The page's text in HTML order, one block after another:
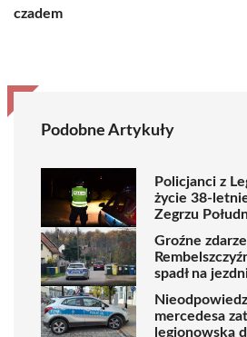
czadem
Podobne Artykuły
Policjanci z
życie 38-
Zegrzu
Groźne
spadł na
mercedesa
legionowską